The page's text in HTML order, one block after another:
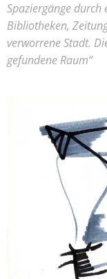
Spaziergänge durch
Bibliotheken,
verworrene Stadt.
gefundene Raum“